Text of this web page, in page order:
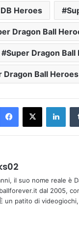
Heroes
Dragon Ball
Super Dragon
Dragon Ball
Facebook
X
il suo nome reale è
dal 2005,
un patito di